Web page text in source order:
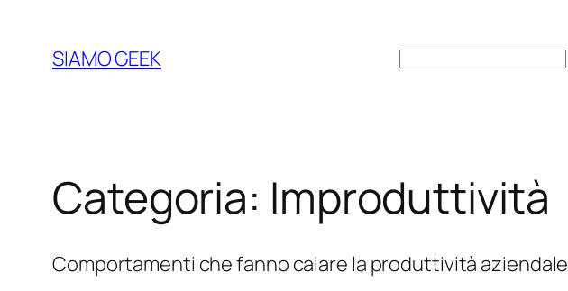
contenuto
SIAMO GEEK Cerca
Categoria: Improduttività
Comportamenti che fanno calare la produttività aziendale